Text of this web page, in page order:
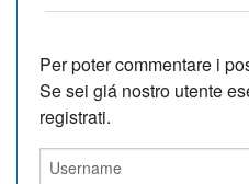
Per poter commentare i
Se sei giá nostro utente
registrati.